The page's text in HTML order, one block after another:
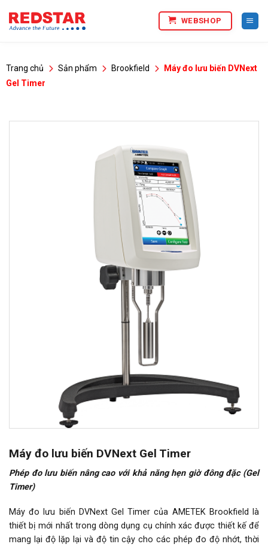
qua
WEBSHOP
Trang chủ Sản phẩm Brookfield
Máy đo lưu biến DVNext
Gel Timer
Máy đo lưu biến DVNext Gel Timer
Phép đo lưu biến nâng cao với khả năng hẹn giờ đông đặc (Gel
Timer)
Máy đo lưu biến DVNext Gel Timer của AMETEK Brookfield là
thiết bị mới nhất trong dòng dụng cụ chính xác được thiết kế để
mang lại độ lặp lại và độ tin cậy cho các phép đo độ nhớt, thời